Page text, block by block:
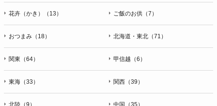
花卉（かき）（13） ご飯のお供（7）
おつまみ（18） 北海道・東北（71）
関東（64） 甲信越（6）
東海（33） 関西（39）
北陸（9） 中国（35）